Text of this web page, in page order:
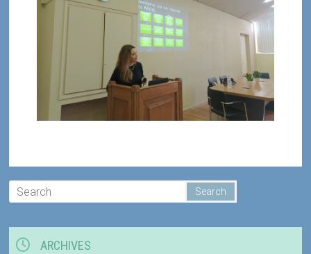
ARCHIVES